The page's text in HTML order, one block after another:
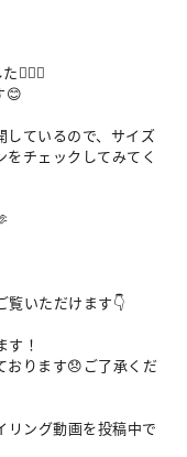
💁🏻‍♀️
😊
しているので、サイズ
チェックしてみてく
覧いただけます👇
す！
おります😞ご了承くだ
リング動画を投稿中で